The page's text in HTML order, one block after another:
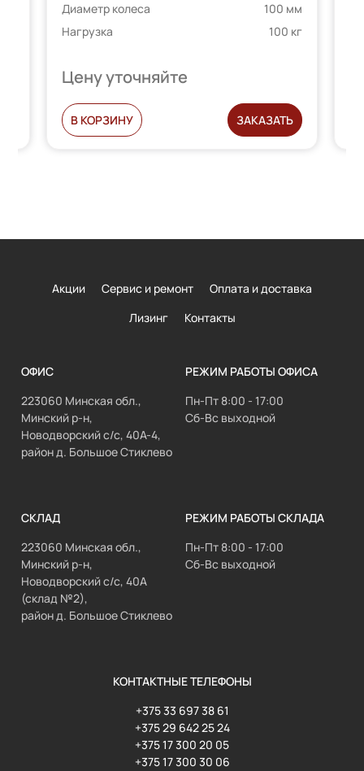
опроса
пользователей
Диаметр колеса
100 мм
Нагрузка
100 кг
Цену уточняйте
В КОРЗИНУ ЗАКАЗАТЬ
Акции Сервис и ремонт
Оплата и доставка
Лизинг
Контакты
ОФИС
223060 Минская обл.,
Минский р-н,
Новодворский с/с, 40А-4,
район д. Большое Стиклево
РЕЖИМ РАБОТЫ ОФИСА
Пн-Пт 8:00 - 17:00
Сб-Вс выходной
СКЛАД
223060 Минская обл.,
Минский р-н,
Новодворский с/с, 40А
(склад №2),
район д. Большое Стиклево
РЕЖИМ РАБОТЫ СКЛАДА
Пн-Пт 8:00 - 17:00
Сб-Вс выходной
КОНТАКТНЫЕ ТЕЛЕФОНЫ
+375 33 697 38 61
+375 29 642 25 24
+375 17 300 20 05
+375 17 300 30 06